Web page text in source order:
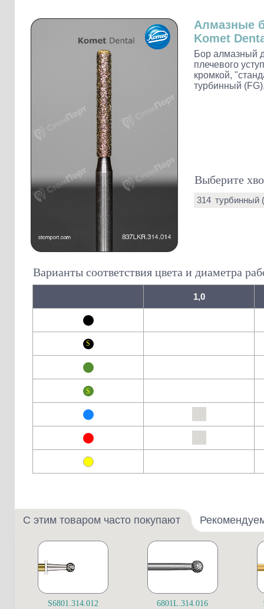
Наконечники и переходники KaVo
Алмазные
Komet
Бор алмазный
плечевого
кромкой,
турбинный
Выберите
314 турбинный
Варианты соответствия цвета и диаметра
1,0
С этим товаром часто покупают
S6801.314.012 6801L.314.016